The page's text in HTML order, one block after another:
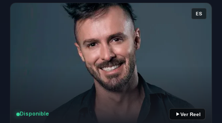
ES
Disponible Ver Reel